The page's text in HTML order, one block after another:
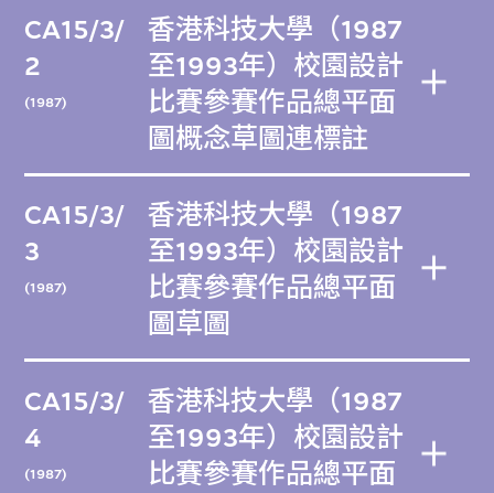
CA15/3/
2
(1987)
香港科技大學（1987
至1993年）校園設計
比賽參賽作品總平面
圖概念草圖連標註
CA15/3/
3
(1987)
香港科技大學（1987
至1993年）校園設計
比賽參賽作品總平面
圖草圖
CA15/3/
4
(1987)
香港科技大學（1987
至1993年）校園設計
比賽參賽作品總平面